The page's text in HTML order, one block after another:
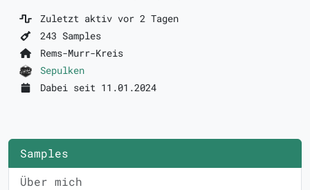
Zuletzt aktiv vor 2 Tagen
243 Samples
Rems-Murr-Kreis
Sepulken
Dabei seit 11.01.2024
Samples
Über mich